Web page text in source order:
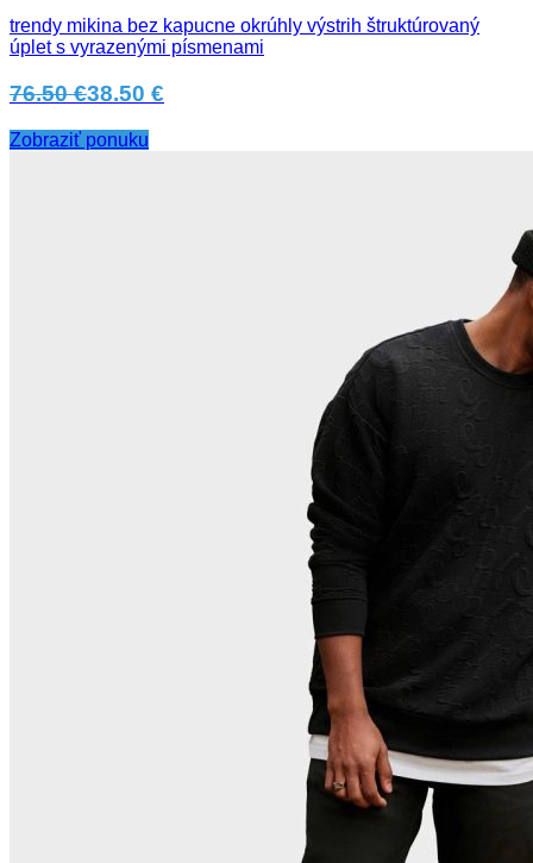
trendy mikina bez kapucne okrúhly výstrih štruktúrovaný
úplet s vyrazenými písmenami
76.50 €38.50 €
Zobraziť ponuku